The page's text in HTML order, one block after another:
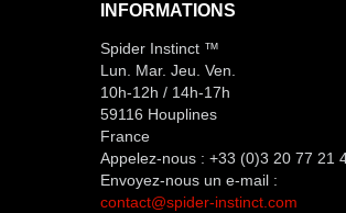
INFORMATIONS
Spider Instinct ™
Lun. Mar. Jeu. Ven.
10h-12h / 14h-17h
59116 Houplines
France
Appelez-nous : +33 (0)3 20 77 21
Envoyez-nous un e-mail :
contact@spider-instinct.com